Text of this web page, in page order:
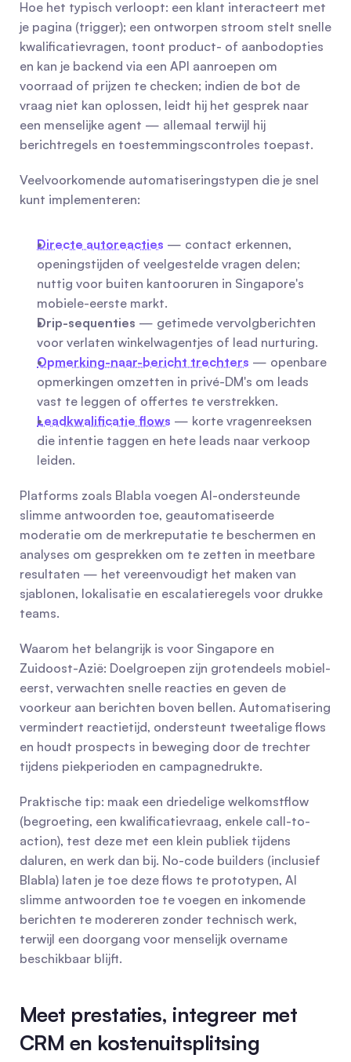
Hoe het typisch verloopt: een klant interacteert met
je pagina (trigger); een ontworpen stroom stelt snelle
kwalificatievragen, toont product- of aanbodopties
en kan je backend via een API aanroepen om
voorraad of prijzen te checken; indien de bot de
vraag niet kan oplossen, leidt hij het gesprek naar
een menselijke agent — allemaal terwijl hij
berichtregels en toestemmingscontroles toepast.
Veelvoorkomende automatiseringstypen die je snel
kunt implementeren:
Directe autoreacties — contact erkennen,
openingstijden of veelgestelde vragen delen;
nuttig voor buiten kantooruren in Singapore's
mobiele-eerste markt.
Drip-sequenties — getimede vervolgberichten
voor verlaten winkelwagentjes of lead nurturing.
Opmerking-naar-bericht trechters — openbare
opmerkingen omzetten in privé-DM's om leads
vast te leggen of offertes te verstrekken.
Leadkwalificatie flows — korte vragenreeksen
die intentie taggen en hete leads naar verkoop
leiden.
Platforms zoals Blabla voegen AI-ondersteunde
slimme antwoorden toe, geautomatiseerde
moderatie om de merkreputatie te beschermen en
analyses om gesprekken om te zetten in meetbare
resultaten — het vereenvoudigt het maken van
sjablonen, lokalisatie en escalatieregels voor drukke
teams.
Waarom het belangrijk is voor Singapore en
Zuidoost-Azië: Doelgroepen zijn grotendeels mobiel-
eerst, verwachten snelle reacties en geven de
voorkeur aan berichten boven bellen. Automatisering
vermindert reactietijd, ondersteunt tweetalige flows
en houdt prospects in beweging door de trechter
tijdens piekperioden en campagnedrukte.
Praktische tip: maak een driedelige welkomstflow
(begroeting, een kwalificatievraag, enkele call-to-
action), test deze met een klein publiek tijdens
daluren, en werk dan bij. No-code builders (inclusief
Blabla) laten je toe deze flows te prototypen, AI
slimme antwoorden toe te voegen en inkomende
berichten te modereren zonder technisch werk,
terwijl een doorgang voor menselijk overname
beschikbaar blijft.
Meet prestaties, integreer met
CRM en kostenuitsplitsing